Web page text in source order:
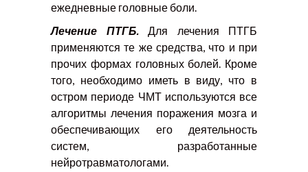
ежедневные головные боли.
Лечение ПТГБ. Для лечения ПТГБ
применяются те же средства, что и при
прочих формах головных болей. Кроме
того, необходимо иметь в виду, что в
остром периоде ЧМТ используются все
алгоритмы лечения поражения мозга и
обеспечивающих его деятельность
систем, разработанные
нейротравматологами.